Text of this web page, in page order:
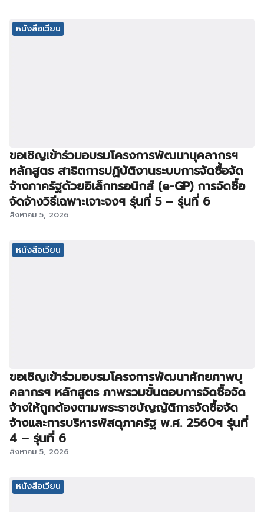
หนังสือเวียน
ขอเชิญเข้าร่วมอบรมโครงการพัฒนาบุคลากรฯ
หลักสูตร สาธิตการปฏิบัติงานระบบการจัดซื้อจัด
จ้างภาครัฐด้วยอิเล็กทรอนิกส์ (e-GP) การจัดซื้อ
จัดจ้างวิธีเฉพาะเจาะจงฯ รุ่นที่ 5 – รุ่นที่ 6
สิงหาคม 5, 2026
หนังสือเวียน
ขอเชิญเข้าร่วมอบรมโครงการพัฒนาศักยภาพบุ
คลากรฯ หลักสูตร ภาพรวมขั้นตอบการจัดซื้อจัด
จ้างให้ถูกต้องตามพระราชบัญญัติการจัดซื้อจัด
จ้างและการบริหารพัสดุภาครัฐ พ.ศ. 2560ฯ รุ่นที่
4 – รุ่นที่ 6
สิงหาคม 5, 2026
หนังสือเวียน